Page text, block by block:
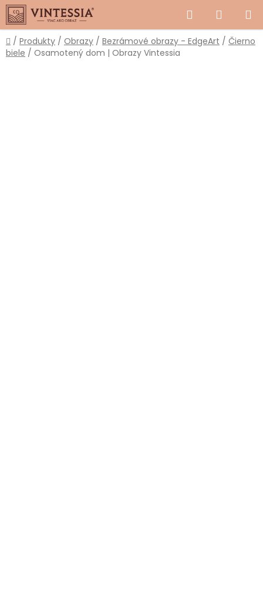
Prejsť
na
obsah
Hľadať
KOŠÍK
Domov
/ Produkty / Obrazy / Bezrámové obrazy - EdgeArt / Čierno
biele / Osamotený dom | Obrazy Vintessia